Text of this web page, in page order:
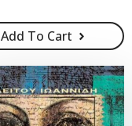
Add To Cart